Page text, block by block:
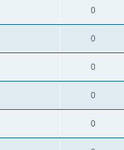
0
0
0
0
0